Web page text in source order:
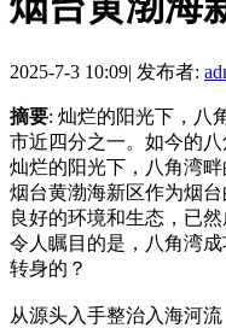
2025-7-3 10:09| 发布者:
摘要: 灿烂的阳光下，八
市近四分之一。如今的
灿烂的阳光下，八角湾
烟台黄渤海新区作为烟
良好的环境和生态，已
令人瞩目的是，八角湾
转身的？
从源头入手整治入海河流